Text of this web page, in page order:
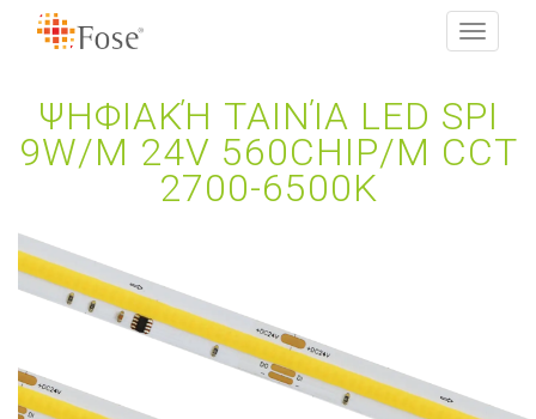
Toggle
ΨΗΦΙΑΚΉ ΤΑΙΝΊΑ LED SPI
9W/M 24V 560CHIP/M CCT
2700-6500K